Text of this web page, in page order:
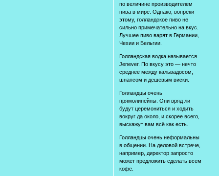
по величине производителем
пива в мире. Однако, вопреки
этому, голландское пиво не
сильно примечательно на вкус.
Лучшее пиво варят в Германии,
Чехии и Бельгии.
Голландская водка называется
Jenever. По вкусу это — нечто
среднее между кальвадосом,
шнапсом и дешевым виски.
Голландцы очень
прямолинейны. Они вряд ли
будут церемониться и ходить
вокруг да около, и скорее всего,
выскажут вам всё как есть.
Голландцы очень неформальны
в общении. На деловой встрече,
например, директор запросто
может предложить сделать всем
кофе.